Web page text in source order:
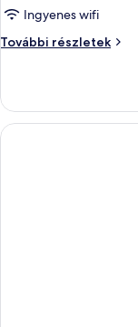
Ingyenes wifi
További részletek
Szoba,
méretű)
franciaágy
és